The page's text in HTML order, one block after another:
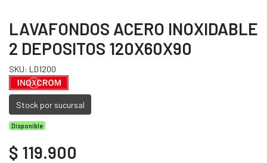
LAVAFONDOS ACERO INOXIDABLE
2 DEPOSITOS 120X60X90
SKU: LD1200
Stock por sucursal
Disponible
$ 119.900